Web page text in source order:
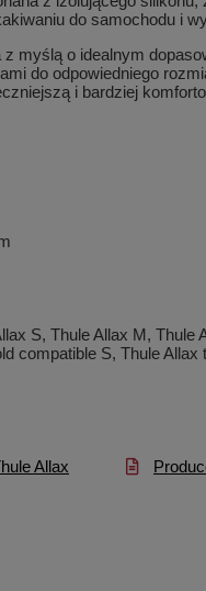
do samochodu i
z myślą o idealnym
do odpowiedniego
i bardziej
S, Thule Allax M,
compatible S, Thule
Allax